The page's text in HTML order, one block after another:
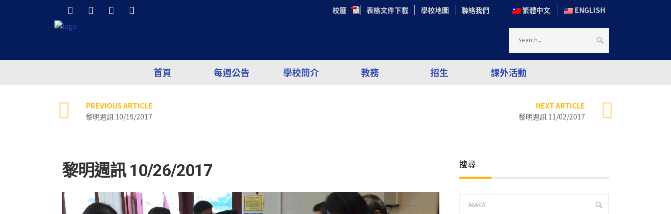
繁體中文 ENGLISH
校曆 表格文件下載 學校地圖 聯絡我們
首頁 每週公告 學校簡介 教務 招生 課外活動
PREVIOUS ARTICLE
黎明週訊 10/19/2017
NEXT ARTICLE
黎明週訊 11/02/2017
黎明週訊 10/26/2017 搜尋